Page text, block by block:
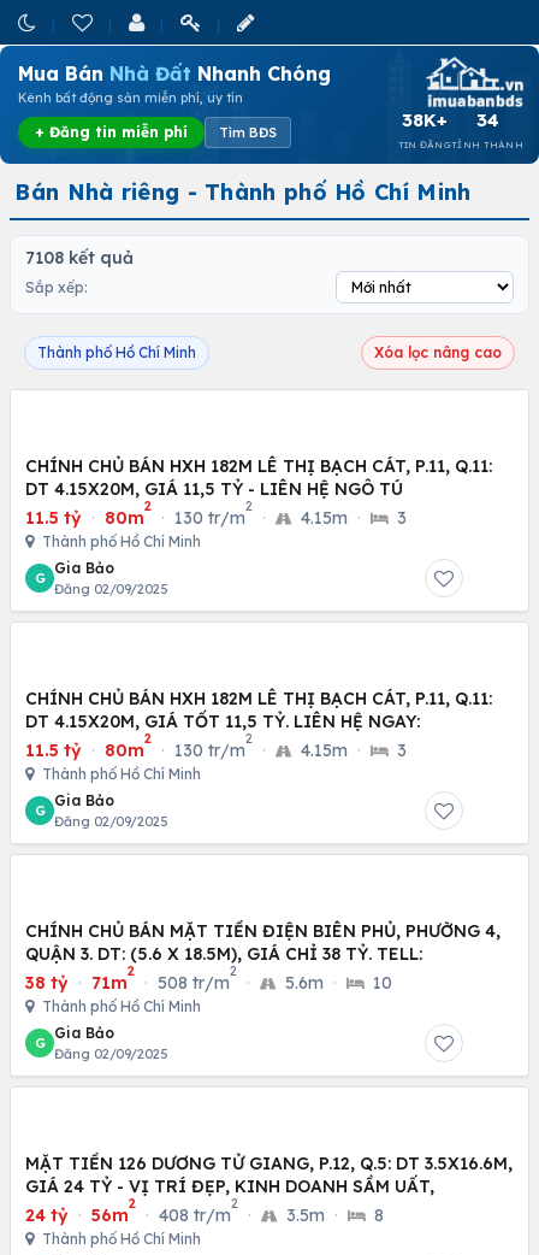
Mua Bán Nhà Đất Nhanh Chóng
Kênh bất động sản miễn phí, uy tín
+ Đăng tin miễn phí Tìm BĐS
38K+
TIN ĐĂNG
34
TỈNH THÀNH
Bán Nhà riêng - Thành phố Hồ Chí Minh
7108 kết quả
Sắp xếp:
Thành phố Hồ Chí Minh Xóa lọc nâng cao
CHÍNH CHỦ BÁN HXH 182M LÊ THỊ BẠCH CÁT, P.11, Q.11:
DT 4.15X20M, GIÁ 11,5 TỶ - LIÊN HỆ NGÔ TÚ
11.5 tỷ · 80m
2
· 130 tr/m
2
· 4.15m · 3
Thành phố Hồ Chí Minh
G
Gia Bảo
Đăng 02/09/2025
CHÍNH CHỦ BÁN HXH 182M LÊ THỊ BẠCH CÁT, P.11, Q.11:
DT 4.15X20M, GIÁ TỐT 11,5 TỶ. LIÊN HỆ NGAY:
11.5 tỷ · 80m
2
· 130 tr/m
2
· 4.15m · 3
Thành phố Hồ Chí Minh
G
Gia Bảo
Đăng 02/09/2025
CHÍNH CHỦ BÁN MẶT TIỀN ĐIỆN BIÊN PHỦ, PHƯỜNG 4,
QUẬN 3. DT: (5.6 X 18.5M), GIÁ CHỈ 38 TỶ. TELL:
38 tỷ · 71m
2
· 508 tr/m
2
· 5.6m · 10
Thành phố Hồ Chí Minh
G
Gia Bảo
Đăng 02/09/2025
MẶT TIỀN 126 DƯƠNG TỬ GIANG, P.12, Q.5: DT 3.5X16.6M,
GIÁ 24 TỶ - VỊ TRÍ ĐẸP, KINH DOANH SẦM UẤT,
24 tỷ · 56m
2
· 408 tr/m
2
· 3.5m · 8
Thành phố Hồ Chí Minh